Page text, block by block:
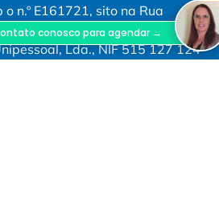
n.º E161721, sito na Rua
A, 1150-075 Lisboa, explorado
Lda., NIF 515 127 124
conosco para agendar →